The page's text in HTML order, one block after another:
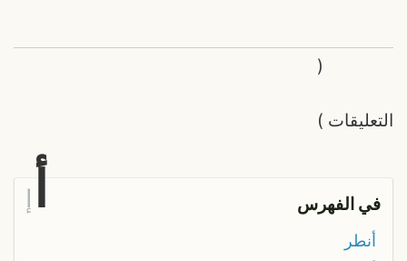
التعليقات
(
)
في الفهرس إ
أنطر